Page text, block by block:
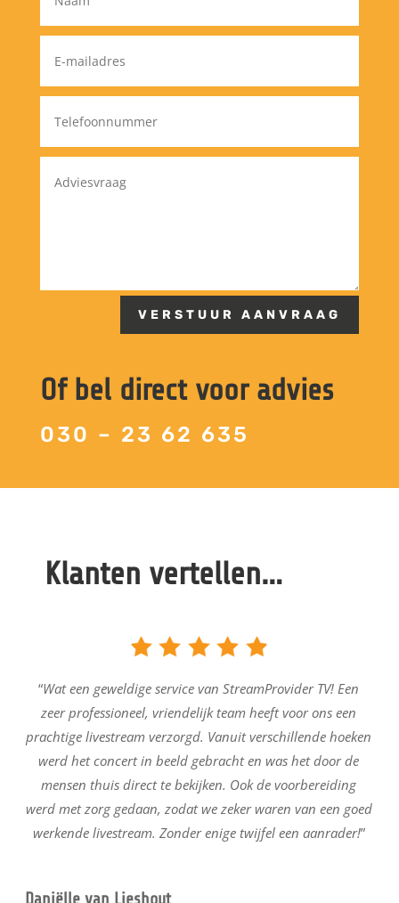
VERSTUUR AANVRAAG
Of bel direct voor advies
030 – 23 62 635
Klanten vertellen…
“Wat een geweldige service van StreamProvider TV! Een
zeer professioneel, vriendelijk team heeft voor ons een
prachtige livestream verzorgd. Vanuit verschillende hoeken
werd het concert in beeld gebracht en was het door de
mensen thuis direct te bekijken. Ook de voorbereiding
werd met zorg gedaan, zodat we zeker waren van een goed
werkende livestream. Zonder enige twijfel een aanrader!”